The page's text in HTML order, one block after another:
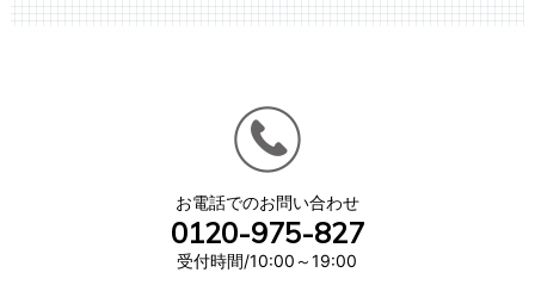
お電話でのお問い合わせ
0120-975-827
受付時間/10:00～19:00